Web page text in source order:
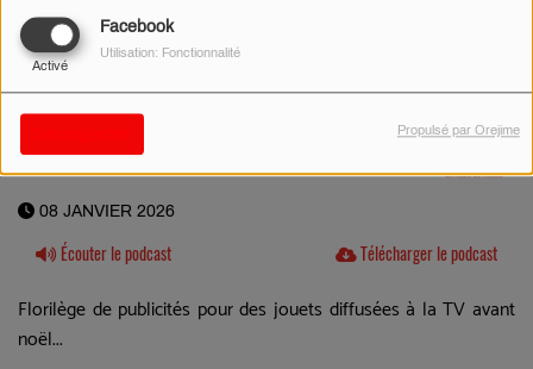
Facebook
Activé
Utilisation: Fonctionnalité
Propulsé par Orejime
08 JANVIER 2026
Écouter le podcast Télécharger le podcast
Florilège de publicités pour des jouets diffusées à la TV avant
noël...